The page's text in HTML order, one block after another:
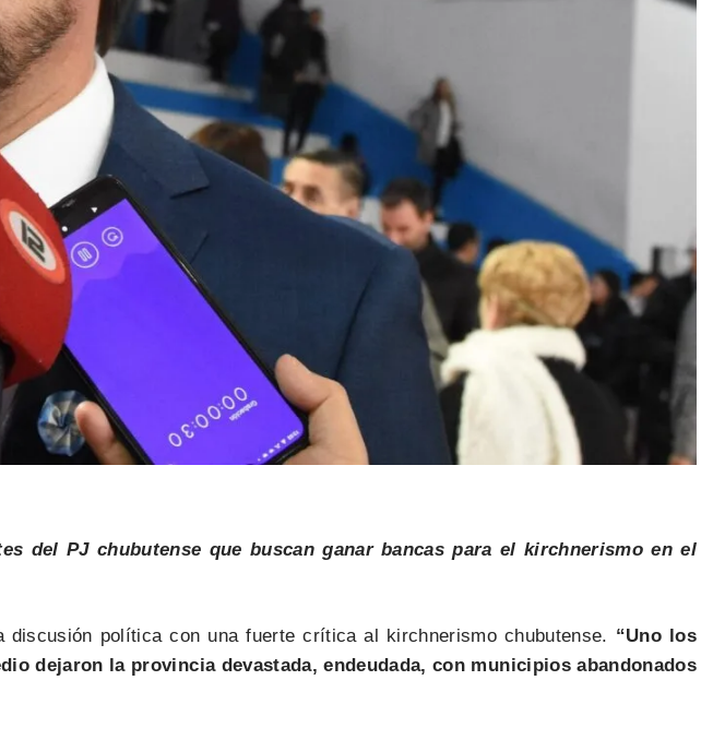
del PJ chubutense que buscan ganar bancas para el kirchnerismo en el
discusión política con una fuerte crítica al kirchnerismo chubutense. “Uno los
dejaron la provincia devastada, endeudada, con municipios abandonados